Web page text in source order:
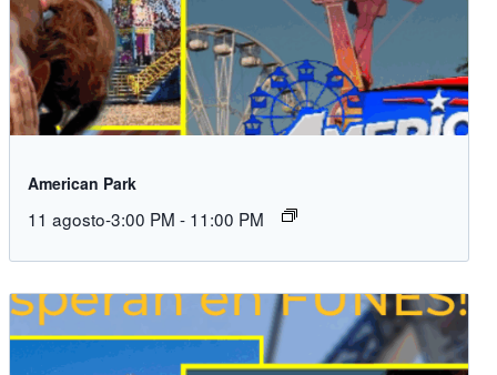
American Park
11 agosto-3:00 PM - 11:00 PM